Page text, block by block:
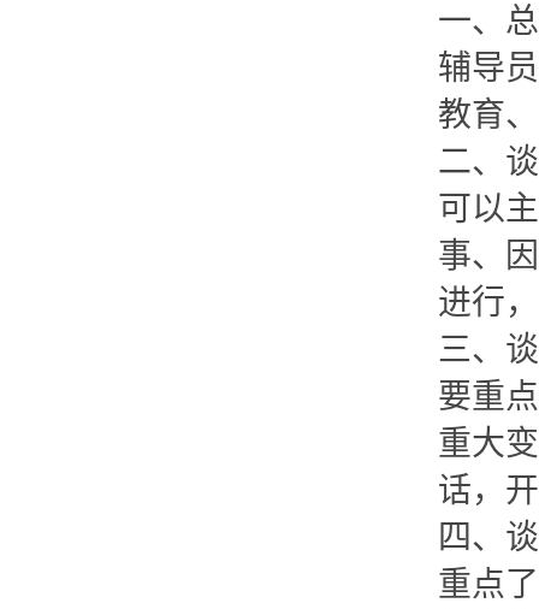
一、
辅导
教育
二、
可以
事、
进行
三、
要重
重大
话，
四、
重点